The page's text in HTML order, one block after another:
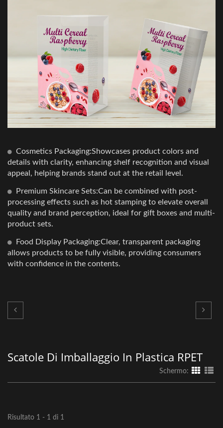
Cosmetics Packaging:Showcases product colors and
details with clarity, enhancing shelf recognition and visual
appeal, helping brands stand out at the retail level.
Premium Skincare Sets:Can be combined with post-
processing effects such as hot stamping to elevate overall
quality and brand perception, ideal for gift boxes and multi-
product sets.
Food Display Packaging:Clear, transparent packaging
allows products to be fully visible, providing consumers
with confidence in the contents.
Scatole Di Imballaggio In Plastica RPET
Schermo:
Risultato 1 - 1 di 1